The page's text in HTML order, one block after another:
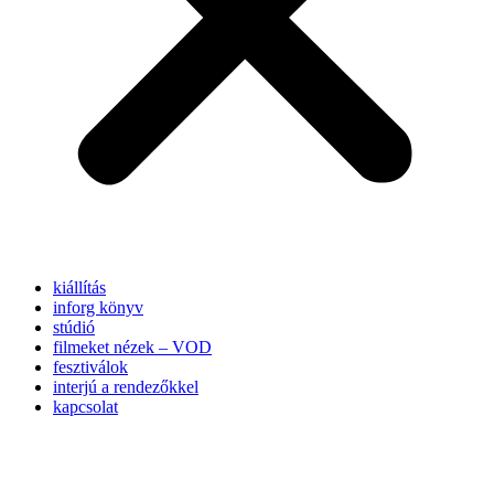
kiállítás
inforg könyv
stúdió
filmeket nézek – VOD
fesztiválok
interjú a rendezőkkel
kapcsolat